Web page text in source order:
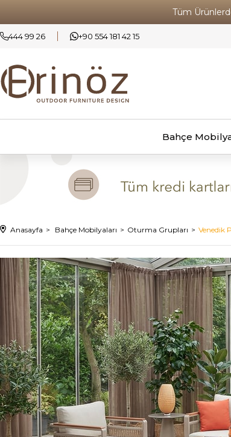
Tüm
444 99 26 +90 554 181 42 15
Bahçe
Anasayfa Bahçe Mobilyaları Oturma Grupları Venedik